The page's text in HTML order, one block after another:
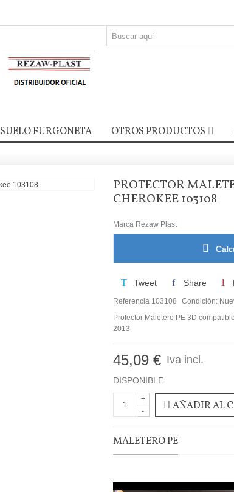
SUELO FURGONETA OTROS PRODUCTOS
PROTECTOR
CHEROKEE 103108
Marca Rezaw Plast
Tweet Share
Referencia 103108 Condición:
Protector Maletero PE 3D
2013
45,09 € Iva incl.
DISPONIBLE
-
+
AÑADIR AL
MALETERO PE